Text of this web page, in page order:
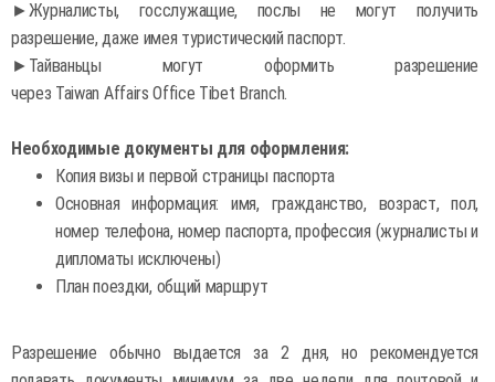
►Журналисты, госслужащие, послы не могут получить
разрешение, даже имея туристический паспорт.
►Тайваньцы могут оформить разрешение
через Taiwan Affairs Office Tibet Branch.
Необходимые документы для оформления:
Копия визы и первой страницы паспорта
Основная информация: имя, гражданство, возраст, пол,
номер телефона, номер паспорта, профессия (журналисты и
дипломаты исключены)
План поездки, общий маршрут
Разрешение обычно выдается за 2 дня, но рекомендуется